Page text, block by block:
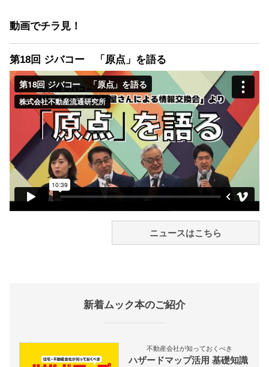
動画でチラ見！
第18回 ジバコー 「原点」を語る
ニュースはこちら
新着ムック本のご紹介
不動産会社が知っておくべき
ハザードマップ活用 基礎知識